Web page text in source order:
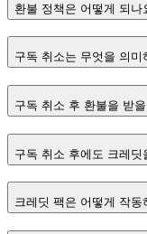
환불 정책은 어떻게 되나
구독 취소는 무엇을 의미
구독 취소 후 환불을 받
구독 취소 후에도 크레
크레딧 팩은 어떻게 작동